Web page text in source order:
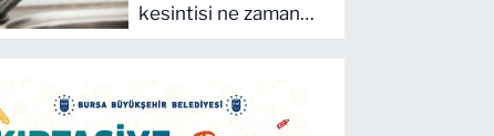
kesintisi ne zaman
bitecek, sular ne